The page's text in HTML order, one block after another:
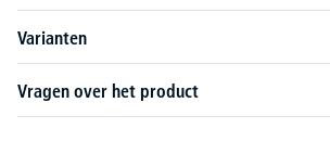
Varianten
Vragen over het product